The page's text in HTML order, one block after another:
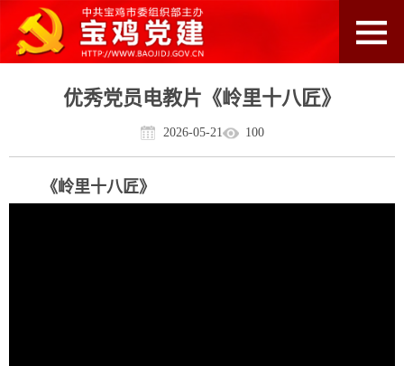
优秀党员电教片《岭里十八匠》
2026-05-21 100
《岭里十八匠》